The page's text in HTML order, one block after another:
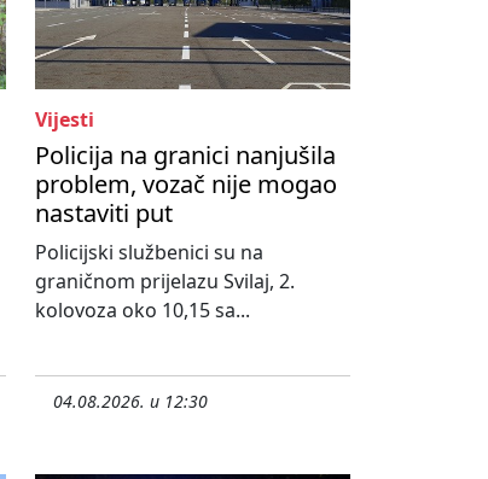
Vijesti
Policija na granici nanjušila
problem, vozač nije mogao
nastaviti put
Policijski službenici su na
graničnom prijelazu Svilaj, 2.
kolovoza oko 10,15 sa...
04.08.2026. u 12:30